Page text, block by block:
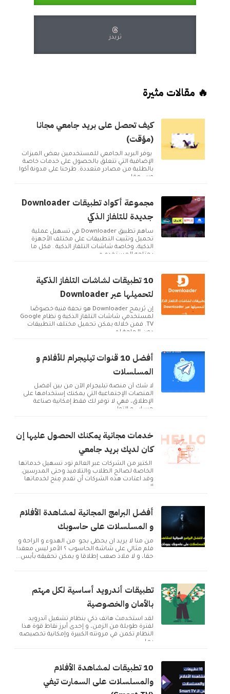
ثريدز
🔥 مقالات مثيرة
كيف تحصل على بريد جامعي مجانا
(مؤقت)
يوفر البريد الجامعي للمستخدمين بعض الميزات
الإضافية التي تتعلق بالحصول على خدمات خاصة
بالطلبة من مصادر متعددة. طرحنا على مدونة أكوا
ويب مقا...
مجموعة أكواد تطبيقات Downloader
جديدة للتلفاز الذكي
ساهم تطبيق Downloader في تسهيل عملية
تحميل وتثبيت التطبيقات على مختلف الأجهزة
الذكية، وخاصة شاشات التلفاز الذكية . فكل ما
يحتاجه المستخدم ه...
10 تطبيقات لشاشات التلفاز الذكية
لتحميلها عبر Downloader
إن بُريمج Downloader هو تحفة فنية خصوصًا
لمستخدمي شاشات التلفاز الذكية و نظام Google
TV. فمن خلاله يمكن تحميل مختلف التطبيقات
دون الحاجة لم...
أفضل 10 قنوات تيليجرام للأفلام و
المسلسلات
لا شك أن منصة تيليجرام الآن من بين أفضل
المنصات الإجتماعية التي يمكنك إستخدامها على
الإطلاق، فهي لا توفر لك فقط إمكانية صناعة
حساب و التوا...
خدمات مجانية يمكنك الحصول عليها إن
كان لديك بريد جامعي
الكثير من الشركات عبر العالم تود تسهيل خدماتها
الخاصة لصالح الطلاب والتلاميذ وحتى المدرسين.
وقد اعتادت هذه الشركات أن تقدم مِنح لخدماتها
ال...
أفضل البرامج المجانية لمشاهدة الأفلام
و المسلسلات على حاسوبك
من منا لا يريد ان يحظى بجو من الهدوء و الراحة و
فلم مثالي على شاشة الحاسوب ؟ الأمر ليس معقدا
حقا، و لا ملاذ صعب إطلاقا و يمكن تحقيقه بأبس...
تطبيقات أندرويد أساسية لكل مهتم
بالأمان والخصوصية
لقد استخدمتُ هاتف ذكي بنظام تشغيل أندرويد
لفترة طويلة من الزمن، و إحدى أبرز نقاط قوة هذا
النظام تكمن في مرونته الكبيرة وإمكانية تخصيصه
بما ...
10 تطبيقات لمشاهدة الأفلام
والمسلسلات على السمارت تيفي